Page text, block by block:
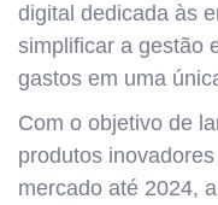
digital dedicada às
simplificar a gestão
gastos em uma
Com o objetivo de
produtos
mercado até 2024,